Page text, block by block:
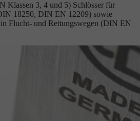
Klassen 3, 4 und 5) Schlösser für
18250, DIN EN 12209) sowie
Flucht- und Rettungswegen (DIN EN